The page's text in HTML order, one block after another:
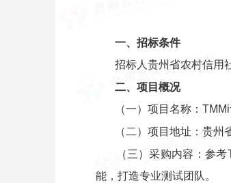
一、招标条件
招标人贵州省农村信用
二、项目概况
（一）项目名称：
（二）项目地址：贵州
（三）采购内容：参
能，打造专业测试团队。